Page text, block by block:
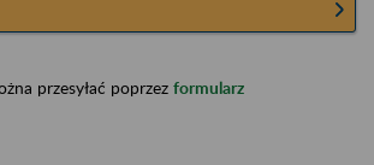
przesyłać poprzez formularz